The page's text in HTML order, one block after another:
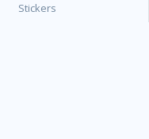
Stickers